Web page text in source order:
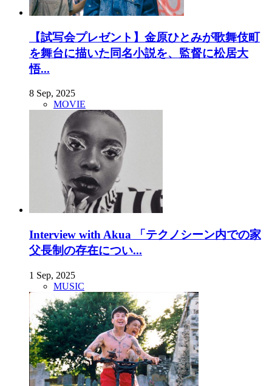
【試写会プレゼント】金原ひとみが歌舞伎町
を舞台に描いた同名小説を、監督に松居大
悟...
8 Sep, 2025
MOVIE
Interview with Akua 「テクノシーン内での家
父長制の存在につい...
1 Sep, 2025
MUSIC